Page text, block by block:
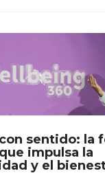
sentido: la
impulsa la
y el